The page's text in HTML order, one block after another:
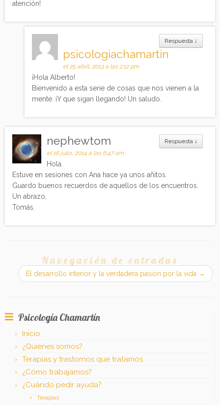
atención!
Respuesta ↓
psicologiachamartin
el 25 abril, 2013 a las 2:12 pm
¡Hola Alberto!
Bienvenido a esta serie de cosas que nos vienen a la
mente. ¡Y que sigan llegando! Un saludo.
Respuesta ↓
nephewtom
el 16 julio, 2014 a las 6:47 am
Hola.
Estuve en sesiones con Ana hace ya unos añitos.
Guardo buenos recuerdos de aquellos de los encuentros.
Un abrazo,
Tomás.
Navegación de entradas
El desarrollo interior y la verdadera pasión por la vida →
Psicología Chamartín
Inicio
¿Quiénes somos?
Terapias y trastornos que tratamos
¿Cómo trabajamos?
¿Cuándo pedir ayuda?
Terapias